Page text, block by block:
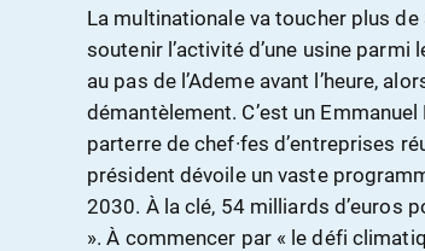
La multinationale va toucher plus
soutenir l’activité d’une usine
au pas de l’Ademe avant l’heure,
démantèlement. C’est un
parterre de chef·fes d’entreprises
président dévoile un vaste
2030. À la clé, 54 milliards d’euros
». À commencer par « le défi